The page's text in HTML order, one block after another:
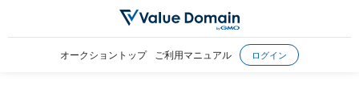
オークショントップ ご利用マニュアル ログイン